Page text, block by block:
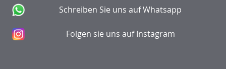
Schreiben Sie uns auf Whatsapp
Folgen sie uns auf Instagram